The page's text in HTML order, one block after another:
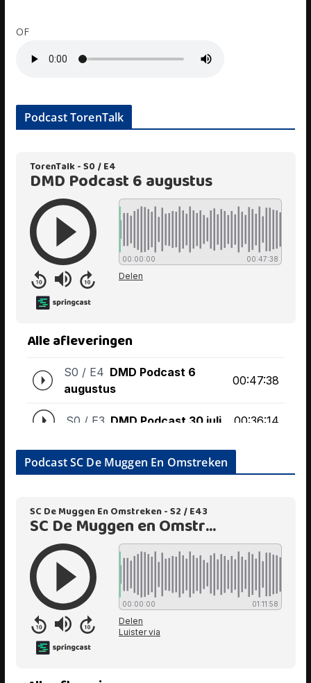
OF
Podcast TorenTalk
Podcast SC De Muggen En Omstreken